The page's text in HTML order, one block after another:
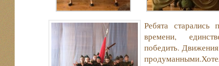
Ребята
времени,
победить.